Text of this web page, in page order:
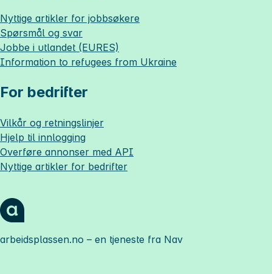
Nyttige artikler for jobbsøkere
Spørsmål og svar
Jobbe i utlandet (EURES)
Information to refugees from Ukraine
For bedrifter
Vilkår og retningslinjer
Hjelp til innlogging
Overføre annonser med API
Nyttige artikler for bedrifter
arbeidsplassen.no – en tjeneste fra Nav